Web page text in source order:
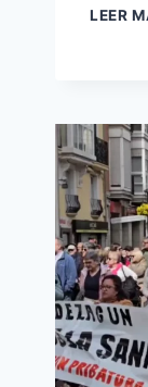
LEER